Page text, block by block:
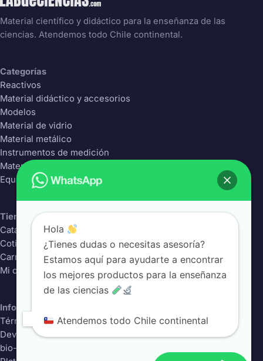
Material científico y didáctico para la enseñanza de las
ciencias. Atendemos todo Chile continental.
Categorías
Reactivos
Material didáctico y accesorios
Modelos
Material de vidrio
Material metálico
Instrumentos de medición
Material Plástico
Equipos de laboratorio
Tienda
Catálogo completo
Cotizador
Carrito
Mi cuenta
Información
Términos y condiciones
Devoluciones
bio-class.com
Hola
¿Tienes dudas o necesitas asesoría?
Estamos aquí para ayudarte a encontrar
los mejores productos para la enseñanza
de las ciencias
Atendemos todo Chile continental